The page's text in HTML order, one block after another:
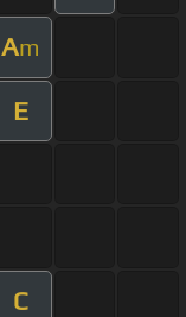
Am
E
C